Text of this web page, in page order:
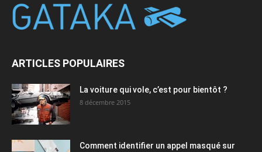
ARTICLES POPULAIRES
La voiture qui vole, c’est pour bientôt ?
8 décembre 2015
Comment identifier un appel masqué sur